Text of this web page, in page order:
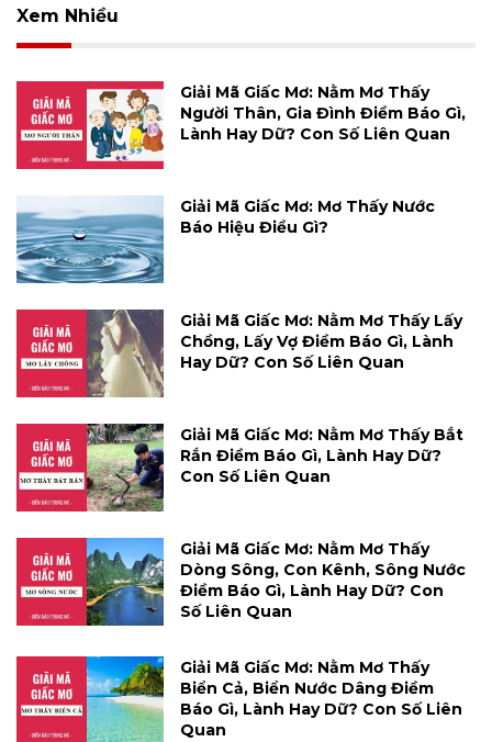
Xem Nhiều
Giải Mã Giấc Mơ: Nằm Mơ Thấy
Người Thân, Gia Đình Điềm Báo Gì,
Lành Hay Dữ? Con Số Liên Quan
Giải Mã Giấc Mơ: Mơ Thấy Nước
Báo Hiệu Điều Gì?
Giải Mã Giấc Mơ: Nằm Mơ Thấy Lấy
Chồng, Lấy Vợ Điềm Báo Gì, Lành
Hay Dữ? Con Số Liên Quan
Giải Mã Giấc Mơ: Nằm Mơ Thấy Bắt
Rắn Điềm Báo Gì, Lành Hay Dữ?
Con Số Liên Quan
Giải Mã Giấc Mơ: Nằm Mơ Thấy
Dòng Sông, Con Kênh, Sông Nước
Điềm Báo Gì, Lành Hay Dữ? Con
Số Liên Quan
Giải Mã Giấc Mơ: Nằm Mơ Thấy
Biển Cả, Biển Nước Dâng Điềm
Báo Gì, Lành Hay Dữ? Con Số Liên
Quan